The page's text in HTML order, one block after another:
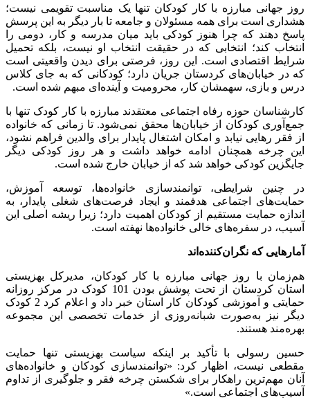
روز جهانی مبارزه با کار کودکان تنها یک مناسبت تقویمی نیست؛
هشداری است برای همه مسئولان و جامعه تا بار دیگر به این پرسش
پاسخ دهند که چرا هنوز کودکی باید میان مدرسه و کار، دومی را
انتخاب کند؛ انتخابی که در حقیقت انتخاب او نیست، بلکه تحمیل
شرایط اقتصادی است. این روز، فرصتی برای دیدن واقعیتی است
که در خیابان‌های کردستان جریان دارد؛ کودکانی که به جای کلاس
درس و بازی، سهمشان کار، محرومیت و آینده‌ای مبهم شده است.
کارشناسان حوزه رفاه اجتماعی معتقدند مبارزه با کار کودک تنها با
جمع‌آوری کودکان از خیابان‌ها محقق نمی‌شود. تا زمانی که خانواده
از فقر رهایی نیابد و امکان اشتغال پایدار برای والدین فراهم نشود،
این چرخه همچنان ادامه خواهد داشت و هر روز کودکی دیگر
جایگزین کودکی خواهد شد که از خیابان خارج شده است.
در چنین شرایطی، توانمندسازی خانواده‌ها، توسعه آموزش،
حمایت‌های اجتماعی هدفمند و ایجاد فرصت‌های شغلی پایدار، به
اندازه حمایت مستقیم از کودکان اهمیت دارد؛ زیرا ریشه اصلی این
آسیب، در سفره‌های خالی خانواده‌ها نهفته است.
آمارهایی که نگران‌کننده‌اند
هم‌زمان با روز جهانی مبارزه با کار کودکان، مدیرکل بهزیستی
استان کردستان از تحت پوشش بودن 101 کودک در مرکز روزانه
حمایتی و آموزشی کودکان کار استان خبر داد و اعلام کرد 2 کودک
دیگر نیز به‌صورت شبانه‌روزی از خدمات تخصصی این مجموعه
بهره‌مند هستند.
حسین رسولی با تأکید بر اینکه سیاست بهزیستی تنها حمایت
مقطعی نیست، اظهار کرد: «توانمندسازی کودکان و خانواده‌های
آنان مهم‌ترین راهکار برای شکستن چرخه فقر و جلوگیری از تداوم
آسیب‌های اجتماعی است.»